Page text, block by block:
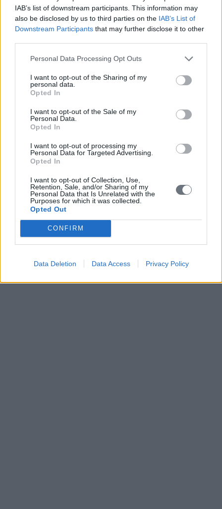
IAB’s list of downstream participants. This information may
also be disclosed by us to third parties on the IAB’s List of
Downstream Participants that may further disclose it to other
Personal Data Processing Opt Outs
I want to opt-out of the Sharing of my
personal data.
Opted In
I want to opt-out of the Sale of my
Personal Data.
Opted In
I want to opt-out of processing my
Personal Data for Targeted Advertising.
Opted In
I want to opt-out of Collection, Use,
Retention, Sale, and/or Sharing of my
Personal Data that Is Unrelated with the
Purposes for which it was collected.
Opted Out
CONFIRM
Data Deletion Data Access Privacy Policy